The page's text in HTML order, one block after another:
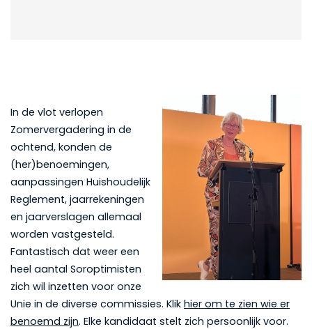
In de vlot verlopen
Zomervergadering in de
ochtend, konden de
(her)benoemingen,
aanpassingen Huishoudelijk
Reglement, jaarrekeningen
en jaarverslagen allemaal
worden vastgesteld.
Fantastisch dat weer een
heel aantal Soroptimisten
zich wil inzetten voor onze
Unie in de diverse commissies. Klik hier om te zien wie er
benoemd zijn. Elke kandidaat stelt zich persoonlijk voor.